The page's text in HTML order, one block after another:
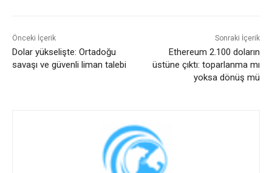
Önceki İçerik
Dolar yükselişte: Ortadoğu
savaşı ve güvenli liman talebi
Sonraki İçerik
Ethereum 2.100 doların
üstüne çıktı: toparlanma mı
yoksa dönüş mü